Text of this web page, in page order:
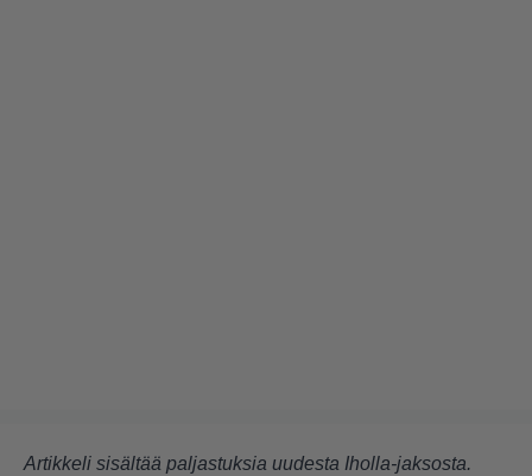
Artikkeli sisältää paljastuksia uudesta Iholla-jaksosta.